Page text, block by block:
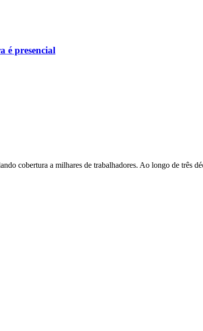
é presencial
cobertura a milhares de trabalhadores. Ao longo de três